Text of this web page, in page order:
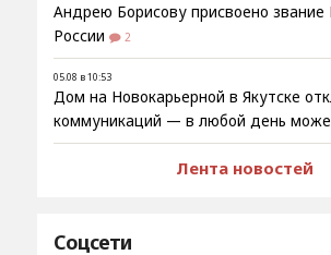
Андрею Борисову присвоено звание
России
2
05.08 в 10:53
Дом на Новокарьерной в Якутске
коммуникаций — в любой день
Лента новостей
Соцсети